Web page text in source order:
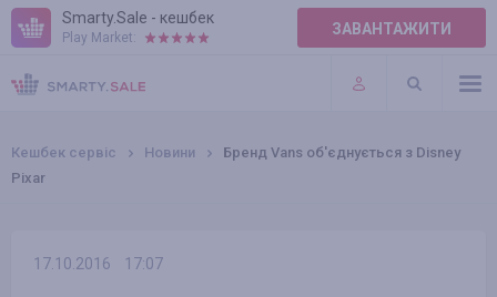
Smarty.Sale - кешбек
Play Market: ЗАВАНТАЖИТИ
ПРАВИЛА
ПЛАГІНИ
Кешбек сервіс Новини
Бренд Vans об'єднується з Disney
Pixar
17.10.2016 17:07